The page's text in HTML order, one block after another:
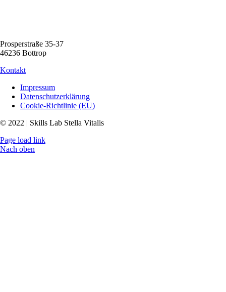
Prosperstraße 35-37
46236 Bottrop
Kontakt
Impressum
Datenschutzerklärung
Cookie-Richtlinie (EU)
© 2022 | Skills Lab Stella Vitalis
Page load link
Nach oben